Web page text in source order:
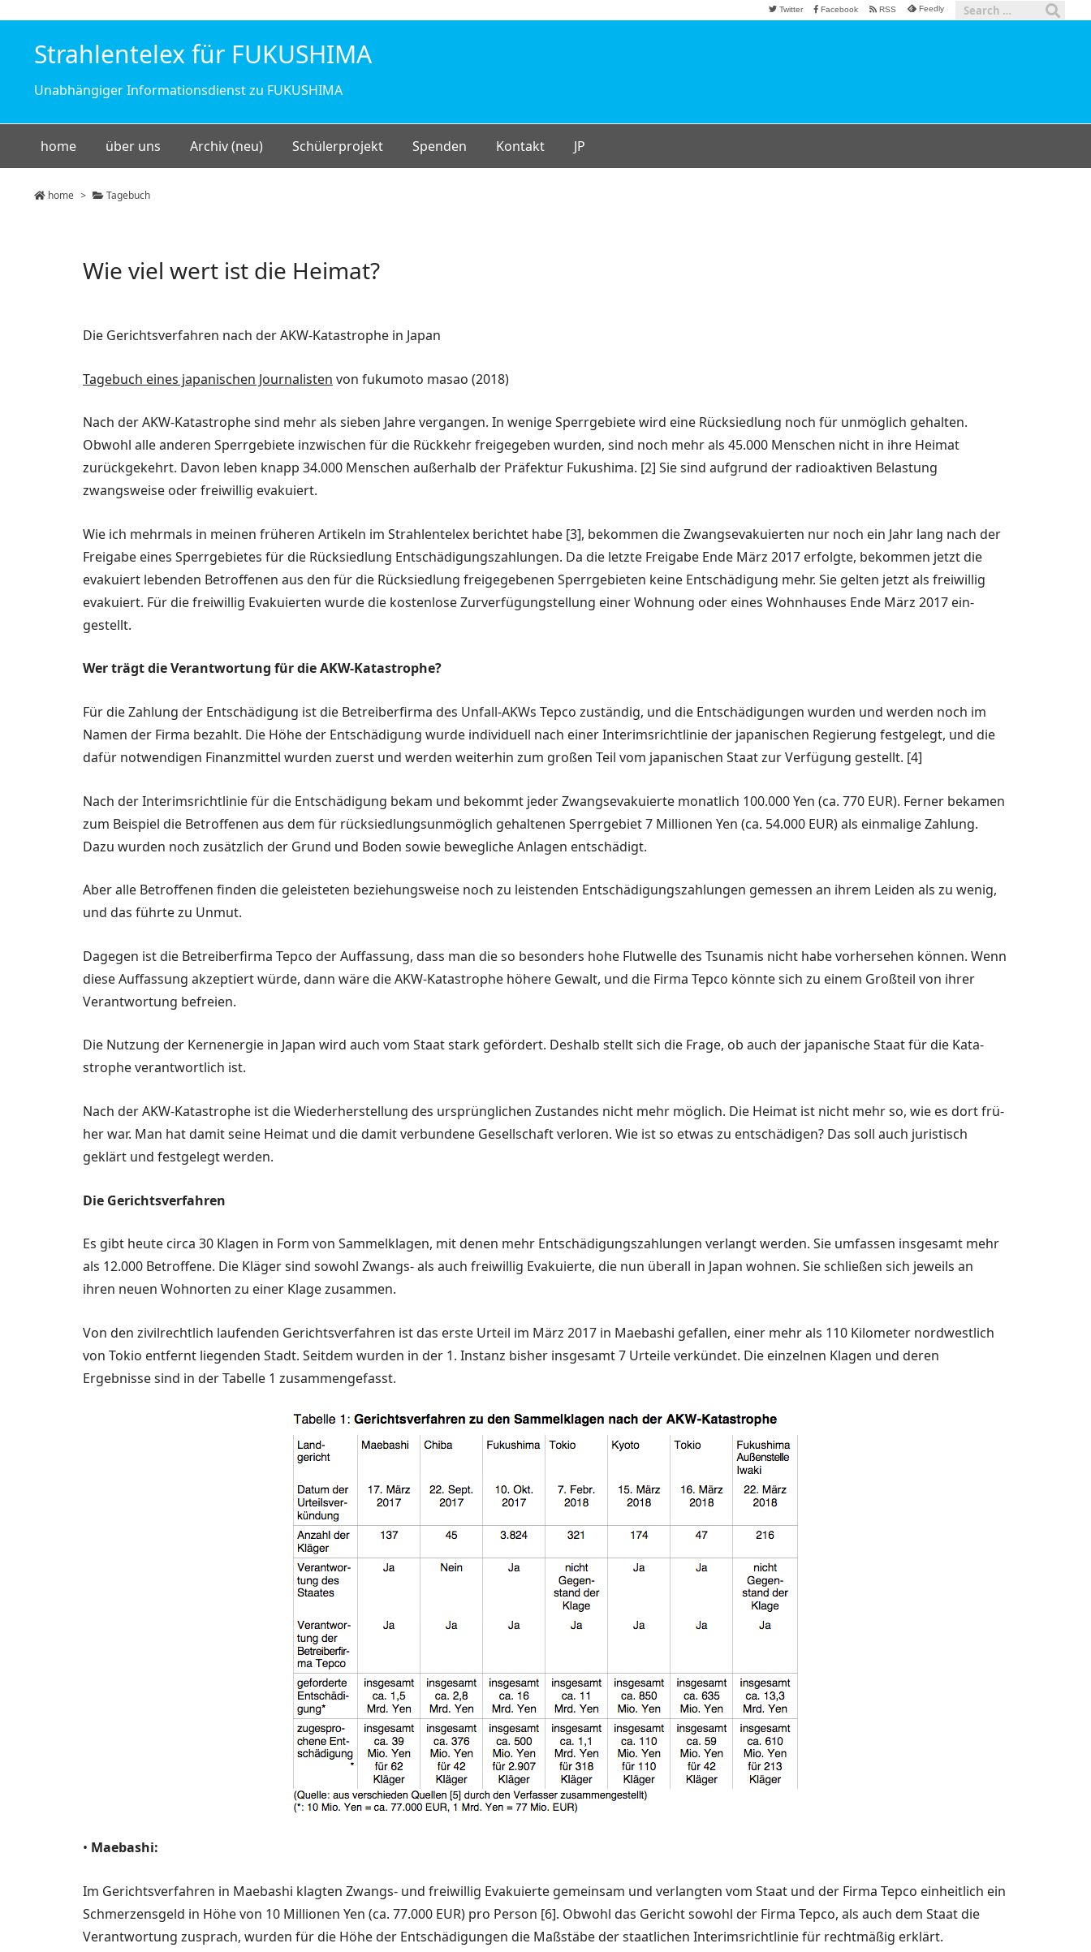
Strahlentelex für FUKUSHIMA
Unabhängiger Informationsdienst zu FUKUSHIMA
home über uns Archiv (neu) Schülerprojekt Spenden Kontakt JP
Twitter Facebook RSS Feedly
home > Tagebuch
Wie viel wert ist die Heimat?
Die Gerichtsverfahren nach der AKW-Katastrophe in Japan
Tagebuch eines japanischen Journalisten von fukumoto masao (2018)
Nach der AKW-Katastrophe sind mehr als sieben Jahre vergangen. In wenige Sperr­gebiete wird eine Rücksied­lung noch für unmöglich ge­halten.
Obwohl alle anderen Sperrgebiete inzwischen für die Rückkehr freigegeben wurden, sind noch mehr als 45.000 Menschen nicht in ihre Heimat
zurückgekehrt. Davon leben knapp 34.000 Menschen außerhalb der Präfektur Fuku­shima. [2] Sie sind aufgrund der radioaktiven Belastung
zwangsweise oder freiwillig evakuiert.
Wie ich mehrmals in meinen früheren Artikeln im Strahlen­telex berichtet habe [3], bekommen die Zwangsevakuier­ten nur noch ein Jahr lang nach der
Freigabe eines Sperrgebietes für die Rück­siedlung Entschädigungszah­lungen. Da die letzte Freigabe Ende März 2017 erfolgte, be­kommen jetzt die
evakuiert lebenden Betroffenen aus den für die Rücksiedlung freige­gebenen Sperrgebieten keine Entschädigung mehr. Sie gel­ten jetzt als freiwillig
evaku­iert. Für die freiwillig Evaku­ierten wurde die kostenlose Zurverfügungstellung einer Wohnung oder eines Wohn­hauses Ende März 2017 ein­
gestellt.
Wer trägt die Verantwor­tung für die AKW-Katastrophe?
Für die Zahlung der Entschä­digung ist die Betreiberfirma des Unfall-AKWs Tepco zu­ständig, und die Entschädi­gungen wurden und werden noch im
Namen der Firma be­zahlt. Die Höhe der Entschä­digung wurde individuell nach einer Interimsrichtlinie der ja­panischen Regierung festge­legt, und die
dafür notwendi­gen Finanzmittel wurden zu­erst und werden weiterhin zum großen Teil vom japani­schen Staat zur Verfügung ge­stellt. [4]
Nach der Interimsrichtlinie für die Entschädigung bekam und bekommt jeder Zwangsevakuierte monatlich 100.000 Yen (ca. 770 EUR). Ferner beka­men
zum Beispiel die Betrof­fenen aus dem für rücksied­lungsunmöglich gehaltenen Sperrgebiet 7 Millionen Yen (ca. 54.000 EUR) als einmali­ge Zahlung.
Dazu wurden noch zusätzlich der Grund und Boden sowie bewegliche An­lagen entschädigt.
Aber alle Betroffenen finden die geleisteten beziehungswei­se noch zu leistenden Entschädigungszahlungen gemes­sen an ihrem Leiden als zu wenig,
und das führte zu Unmut.
Dagegen ist die Betreiberfir­ma Tepco der Auffassung, dass man die so besonders ho­he Flutwelle des Tsunamis nicht habe vorhersehen kön­nen. Wenn
diese Auffassung akzeptiert würde, dann wäre die AKW-Katastrophe höhere Gewalt, und die Firma Tepco könnte sich zu einem Großteil von ihrer
Verantwortung be­freien.
Die Nutzung der Kernenergie in Japan wird auch vom Staat stark gefördert. Deshalb stellt sich die Frage, ob auch der ja­panische Staat für die Kata­
strophe verantwortlich ist.
Nach der AKW-Katastrophe ist die Wiederherstellung des ursprünglichen Zustandes nicht mehr möglich. Die Heimat ist nicht mehr so, wie es dort frü­
her war. Man hat damit seine Heimat und die damit verbun­dene Gesellschaft verloren. Wie ist so etwas zu entschädi­gen? Das soll auch juristisch
geklärt und festgelegt werden.
Die Gerichtsverfahren
Es gibt heute circa 30 Klagen in Form von Sammelklagen, mit denen mehr Entschädigungszahlungen verlangt wer­den. Sie umfassen insgesamt mehr
als 12.000 Betroffene. Die Kläger sind sowohl Zwangs- als auch freiwillig Evakuierte, die nun überall in Japan woh­nen. Sie schließen sich jeweils an
ihren neuen Wohnorten zu einer Klage zusammen.
Von den zivilrechtlich laufen­den Gerichtsverfahren ist das erste Urteil im März 2017 in Maebashi gefallen, einer mehr als 110 Kilometer nordwest­lich
von Tokio entfernt lie­genden Stadt. Seitdem wurden in der 1. Instanz bisher insge­samt 7 Urteile verkündet. Die einzelnen Klagen und deren
Ergebnisse sind in der Tabelle 1 zusammengefasst.
• Maebashi:
Im Gerichtsverfahren in Mae­bashi klagten Zwangs- und freiwillig Evakuierte gemein­sam und verlangten vom Staat und der Firma Tepco einheit­lich ein
Schmerzensgeld in Höhe von 10 Millionen Yen (ca. 77.000 EUR) pro Person [6]. Obwohl das Gericht so­wohl der Firma Tepco, als auch dem Staat die
Verant­wortung zusprach, wurden für die Höhe der Entschädigungen die Maßstäbe der staatlichen Interimsrichtlinie für recht­mäßig erklärt.